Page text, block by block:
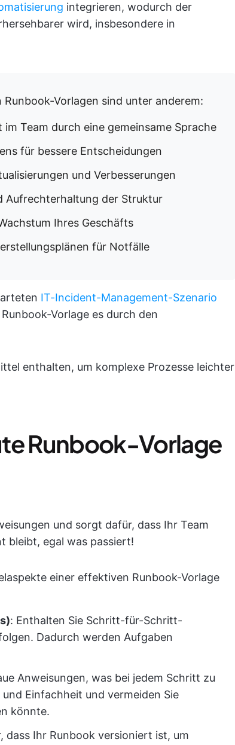
integrieren, wodurch der
wird, insbesondere in
Vorlagen sind unter anderem:
Team durch eine gemeinsame Sprache
für bessere Entscheidungen
und Verbesserungen
Aufrechterhaltung der Struktur
Ihres Geschäfts
für Notfälle
IT-Incident-Management-Szenario
Vorlage es durch den
enthalten, um komplexe Prozesse leichter
Runbook-Vorlage
und sorgt dafür, dass Ihr Team
bleibt, egal was passiert!
einer effektiven Runbook-Vorlage
: Enthalten Sie Schritt-für-Schritt-
Dadurch werden Aufgaben
Anweisungen, was bei jedem Schritt zu
Einfachheit und vermeiden Sie
könnte.
dass Ihr Runbook versioniert ist, um